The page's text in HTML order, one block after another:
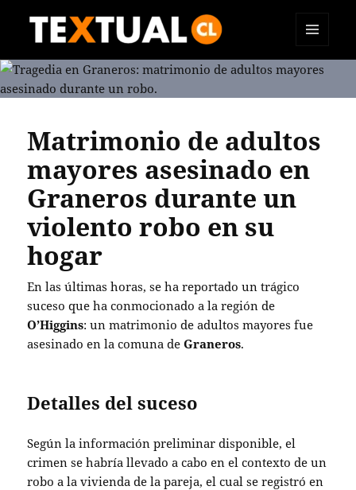
TEXTUAL
Y
WIDGETS
Matrimonio de adultos
mayores asesinado en
Graneros durante un
violento robo en su
hogar
En las últimas horas, se ha reportado un trágico
suceso que ha conmocionado a la región de
O’Higgins: un matrimonio de adultos mayores fue
asesinado en la comuna deGraneros.
Detalles del suceso
Según la información preliminar disponible, el
crimen se habría llevado a cabo en el contexto de un
robo a la vivienda de la pareja, el cual se registró en